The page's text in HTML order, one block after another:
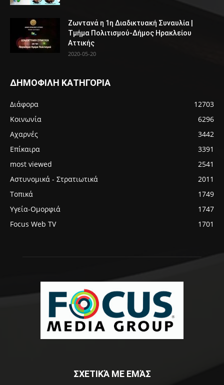
Ζωντανά η 1η Διαδικτυακή Συναυλία |
Τμήμα Πολιτισμού-Δήμος Ηρακλείου
Αττικής
2020-05-20
ΔΗΜΟΦΙΛΗ ΚΑΤΗΓΟΡΙΑ
Διάφορα
12703
Κοινωνία
6296
Αχαρνές
3442
Επίκαιρα
3391
most viewed
2541
Αστυνομικά - Στρατιωτικά
2011
Τοπικά
1749
Υγεία-Ομορφιά
1747
Focus Web TV
1701
ΣΧΕΤΙΚΆ ΜΕ ΕΜΆΣ